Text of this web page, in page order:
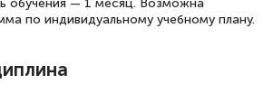
и литературе". Много
к тестированию. Это
обучения — 1 месяц. Возможна
по индивидуальному учебному плану.